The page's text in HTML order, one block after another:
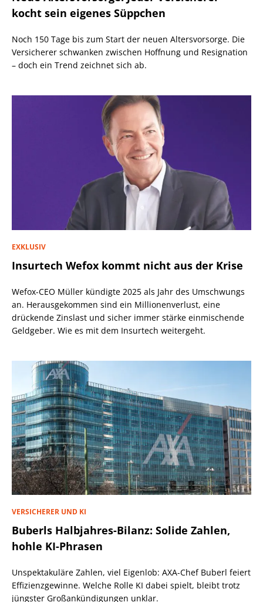
kocht sein eigenes Süppchen
Noch 150 Tage bis zum Start der neuen Altersvorsorge. Die
Versicherer schwanken zwischen Hoffnung und Resignation
– doch ein Trend zeichnet sich ab.
EXKLUSIV
Insurtech Wefox kommt nicht aus der Krise
Wefox-CEO Müller kündigte 2025 als Jahr des Umschwungs
an. Herausgekommen sind ein Millionenverlust, eine
drückende Zinslast und sicher immer stärke einmischende
Geldgeber. Wie es mit dem Insurtech weitergeht.
VERSICHERER UND KI
Buberls Halbjahres-Bilanz: Solide Zahlen,
hohle KI-Phrasen
Unspektakuläre Zahlen, viel Eigenlob: AXA-Chef Buberl feiert
Effizienzgewinne. Welche Rolle KI dabei spielt, bleibt trotz
jüngster Großankündigungen unklar.